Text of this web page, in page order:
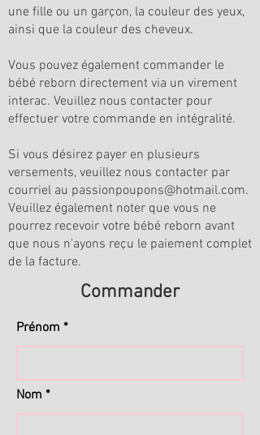
une fille ou un garçon, la couleur des yeux,
ainsi que la couleur des cheveux.
Vous pouvez également commander le
bébé reborn directement via un virement
interac. Veuillez nous contacter pour
effectuer votre commande en intégralité.
Si vous désirez payer en plusieurs
versements, veuillez nous contacter par
courriel au passionpoupons@hotmail.com.
Veuillez également noter que vous ne
pourrez recevoir votre bébé reborn avant
que nous n'ayons reçu le paiement complet
de la facture.
Commander
Prénom
Nom